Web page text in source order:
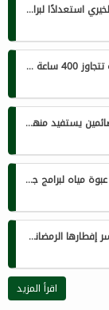
رئيس جمعية البر بالنويعمة يتفقد المستودع الخيري استعدادًا لبرامج ذي الحجة 1447هـ
بمشاركة أكثر من 250 متطوعًا.. جهود تطوعية تتجاوز 400 ساعة لخدمة الصائمين في جمعية النويعمة
جمعية البر بالنويعمة تُقيم 12 مخيمًا لإفطار الصائمين يستفيد منها أكثر من 1450 فردًا يوميًا
بدعم من شركة رست للمياه.. أكثر من 65 ألف عبوة مياه لبرامج جمعية البر الخيرية بالنويعمة الرمضانية
جمعية البر بالنويعمة تشارك بلدية وادي الدواسر إفطارها الرمضاني لمنسوبيها المقيمين
اقرأ المزيد